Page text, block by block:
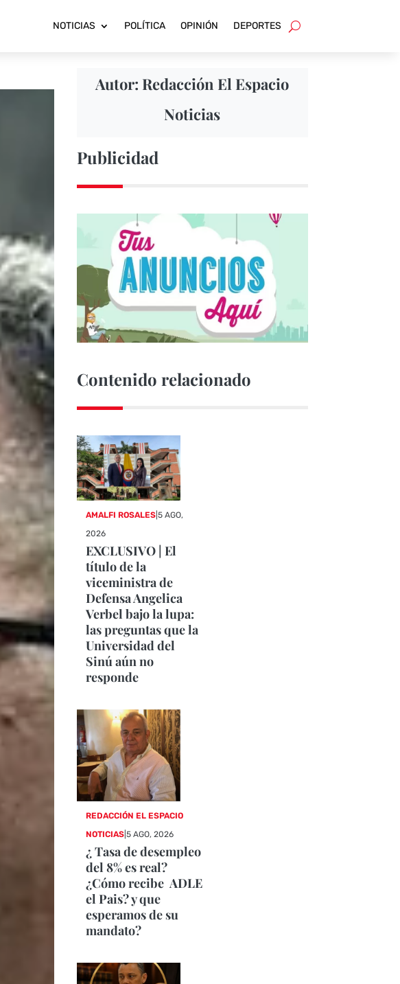
NOTICIAS POLÍTICA OPINIÓN DEPORTES
Autor: Redacción El Espacio
Noticias
Publicidad
Contenido relacionado
AMALFI ROSALES |5 AGO,
2026
EXCLUSIVO | El
título de la
viceministra de
Defensa Angelica
Verbel bajo la lupa:
las preguntas que la
Universidad del
Sinú aún no
responde
REDACCIÓN EL ESPACIO
NOTICIAS |5 AGO, 2026
¿ Tasa de desempleo
del 8% es real?
¿Cómo recibe ADLE
el Pais? y que
esperamos de su
mandato?